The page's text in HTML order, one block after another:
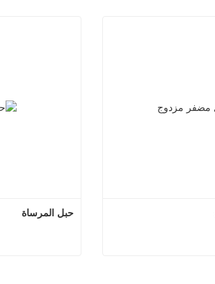
حبل المرساة